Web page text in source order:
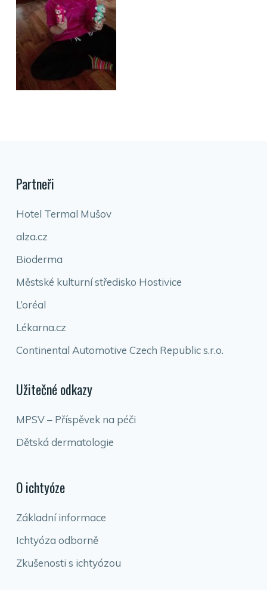
Partneři
Hotel Termal Mušov
alza.cz
Bioderma
Městské kulturní středisko Hostivice
L’oréal
Lékarna.cz
Continental Automotive Czech Republic s.r.o.
Užitečné odkazy
MPSV – Příspěvek na péči
Dětská dermatologie
O ichtyóze
Základní informace
Ichtyóza odborně
Zkušenosti s ichtyózou